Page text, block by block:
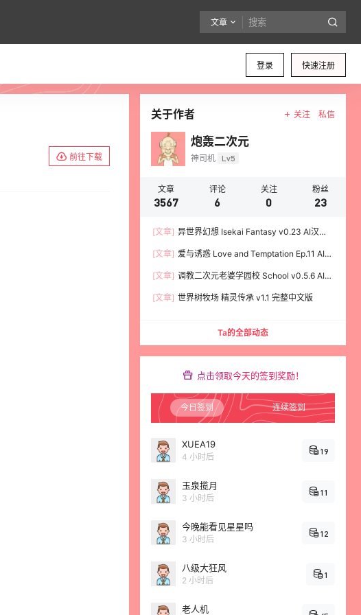
文章
登录 快速注册
前往下载
关于作者 关注 私信
炮轰二次元
神司机 Lv5
文章
3567
评论
6
关注
0
粉丝
23
[文章] 异世界幻想 Isekai Fantasy v0.23 AI汉化
[文章] 爱与诱惑 Love and Temptation Ep.11 AI汉
[文章] 调教二次元老婆学园校 School v0.5.6 AI汉
[文章] 世界树牧场 精灵传承 v1.1 完整中文版
Ta的全部动态
点击领取今天的签到奖励！
今日签到 连续签到
XUEA19
4 小时后
19
玉泉揽月
3 小时后
11
今晚能看见星星吗
3 小时后
12
八级大狂风
2 小时后
1
老人机